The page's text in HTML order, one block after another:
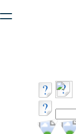
безопасную работу